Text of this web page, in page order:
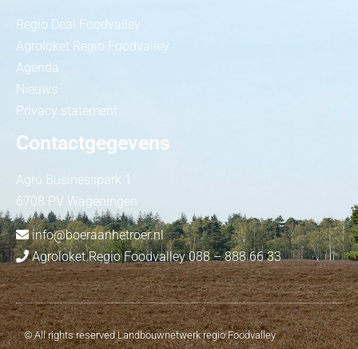
Regio Deal Foodvalley
Agroloket Regio Foodvalley
Agenda
Nieuws
Privacy statement
Contactgegevens
Agro Businesspark 1
6708 PV Wageningen
info@boeraanhetroer.nl
Agroloket Regio Foodvalley 088 – 888 66 33
© All rights reserved Landbouwnetwerk regio Foodvalley